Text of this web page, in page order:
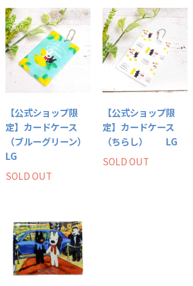
【公式ショップ限
定】カードケース
（ブルーグリーン）
LG
SOLD OUT
【公式ショップ限
定】カードケース
（ちらし） LG
SOLD OUT